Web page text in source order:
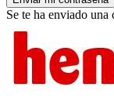
Se te ha enviado una